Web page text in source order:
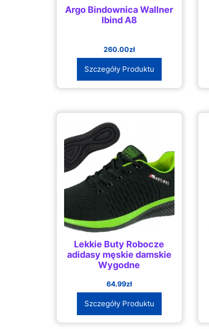
Argo Bindownica Wallner
Ibind A8
260.00zł
Szczegóły Produktu
Lekkie Buty Robocze
adidasy męskie damskie
Wygodne
64.99zł
Szczegóły Produktu